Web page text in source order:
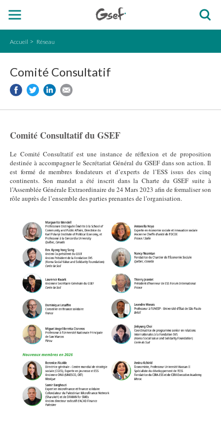
Accueil Réseau
Comité Consultatif
Comité Consultatif du GSEF
Le Comité Consultatif est une instance de réflexion et de proposition
destinée à accompagner le Secrétariat Général du GSEF dans son action. Il
est formé de membres fondateurs et d’experts de l’ESS issus des cinq
continents. Son mandat a été inscrit dans la Charte du GSEF suite à
l’Assemblée Générale Extraordinaire du 24 Mars 2023 afin de formaliser son
rôle auprès de l’ensemble des parties prenantes de l’organisation.
gsef_advisory_fr_04.png